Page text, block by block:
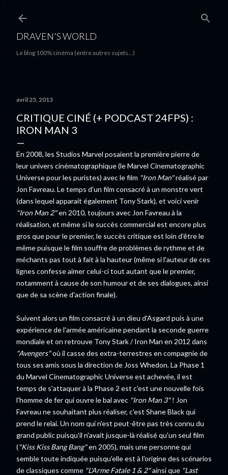
DRAVEN'S WORLD
Le blog 100% cinéma (entre autres sujets...)
avril 25, 2013
CRITIQUE CINÉ (+ PODCAST 24FPS) :
IRON MAN 3
En 2008, les Studios Marvel posaient la première pierre de
leur univers cinématographique (le Marvel Cinematographic
Universe pour les puristes) avec le film "Iron Man"réalisé par
Jon Favreau. Le temps d'un film consacré à un monstre vert
(dans lequel apparait également Tony Stark), et voici venir
"Iron Man 2"en 2010, toujours avec Jon Favreau à la
réalisation, et même si le succès commercial est encore plus
gros que pour le premier, le succès critique est loin d'être le
même puisque le film souffre de problèmes de rythme et de
méchants pas tout à fait à la hauteur (même si l'auteur de ces
lignes confesse aimer celui-ci tout autant que le premier,
notamment à cause de son humour et de ses dialogues, ainsi
que de sa scène d'action finale).
Suivent alors un film consacré à un dieu d'Asgard puis à une
expérience de l'armée américaine pendant la seconde guerre
mondiale et on retrouve Tony Stark / Iron Man en 2012 dans
"Avengers"où il casse des extra-terrestres en compagnie de
tous ses amis sous la direction de Joss Whedon. La Phase 1
du Marvel Cinematographic Universe est achevée, il est
temps de s'attaquer à la Phase 2 est c'est une nouvelle fois
l'homme de fer qui ouvre le bal avec "Iron Man 3"! Jon
Favreau ne souhaitant plus réaliser, c'est Shane Black qui
prend le relai. Un nom qui n'est peut-être pas très connu du
grand public puisqu'il n'avait jusque-là réalisé qu'un seul film
("Kiss Kiss Bang Bang"en 2005), mais une personne qui
semble toute indiquée puisqu'elle est à l'origine des scénarios
de classiques comme "L'Arme Fatale 1 & 2"ainsi que "Last